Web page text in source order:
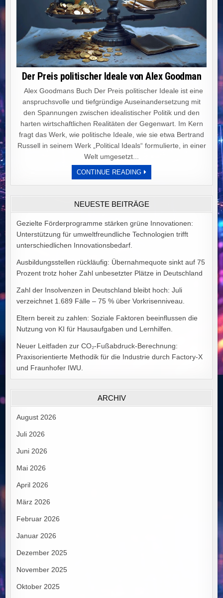
Der Preis politischer Ideale von Alex Goodman
Alex Goodmans Buch Der Preis politischer Ideale ist eine
anspruchsvolle und tiefgründige Auseinandersetzung mit
den Spannungen zwischen idealistischer Politik und den
harten wirtschaftlichen Realitäten der Gegenwart. Im Kern
fragt das Werk, wie politische Ideale, wie sie etwa Bertrand
Russell in seinem Werk „Political Ideals“ formulierte, in einer
Welt umgesetzt...
CONTINUE READINGDER
PREIS
POLITISCHER
VON
ALEX
NEUESTE BEITRÄGE
Gezielte Förderprogramme stärken grüne Innovationen:
Unterstützung für umweltfreundliche Technologien trifft
unterschiedlichen Innovationsbedarf.
Ausbildungsstellen rückläufig: Übernahmequote sinkt auf 75
Prozent trotz hoher Zahl unbesetzter Plätze in Deutschland
Zahl der Insolvenzen in Deutschland bleibt hoch: Juli
verzeichnet 1.689 Fälle – 75 % über Vorkrisenniveau.
Eltern bereit zu zahlen: Soziale Faktoren beeinflussen die
Nutzung von KI für Hausaufgaben und Lernhilfen.
Neuer Leitfaden zur CO₂-Fußabdruck-Berechnung:
Praxisorientierte Methodik für die Industrie durch Factory-X
und Fraunhofer IWU.
ARCHIV
August 2026
Juli 2026
Juni 2026
Mai 2026
April 2026
März 2026
Februar 2026
Januar 2026
Dezember 2025
November 2025
Oktober 2025